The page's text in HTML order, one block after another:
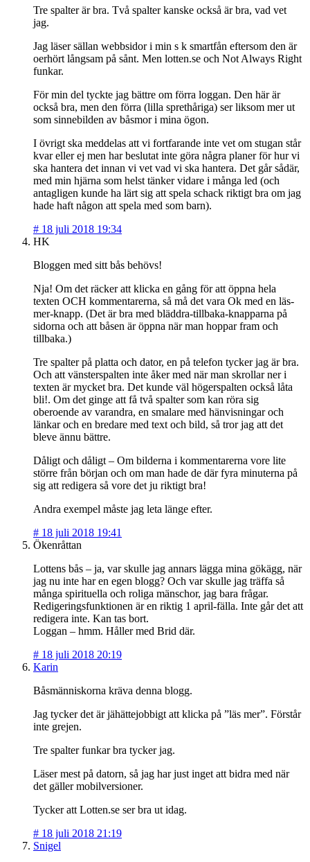
Tre spalter är bra. Två spalter kanske också är bra, vad vet
jag.
Jag läser sällan webbsidor i min s k smartfån eftersom den är
oerhört långsam på sånt. Men lotten.se och Not Always Right
funkar.
För min del tyckte jag bättre om förra loggan. Den här är
också bra, men den förra (lilla sprethåriga) ser liksom mer ut
som sinnebilden av båsmor i mina ögon.
I övrigt ska meddelas att vi fortfarande inte vet om stugan står
kvar eller ej men har beslutat inte göra några planer för hur vi
ska hantera det innan vi vet vad vi ska hantera. Det går sådär,
med min hjärna som helst tänker vidare i många led (och
antagligen kunde ha lärt sig att spela schack riktigt bra om jag
hade haft någon att spela med som barn).
# 18 juli 2018 19:34
HK
Bloggen med sitt bås behövs!
Nja! Om det räcker att klicka en gång för att öppna hela
texten OCH kommentarerna, så må det vara Ok med en läs-
mer-knapp. (Det är bra med bläddra-tillbaka-knapparna på
sidorna och att båsen är öppna när man hoppar fram och
tillbaka.)
Tre spalter på platta och dator, en på telefon tycker jag är bra.
Och att vänsterspalten inte åker med när man skrollar ner i
texten är mycket bra. Det kunde väl högerspalten också låta
bli!. Om det ginge att få två spalter som kan röra sig
oberoende av varandra, en smalare med hänvisningar och
länkar och en bredare med text och bild, så tror jag att det
bleve ännu bättre.
Dåligt och dåligt – Om bilderna i kommentarerna vore lite
större från början och om man hade de där fyra minuterna på
sig att redigera så vore det ju riktigt bra!
Andra exempel måste jag leta länge efter.
# 18 juli 2018 19:41
Ökenråttan
Lottens bås – ja, var skulle jag annars lägga mina gökägg, när
jag nu inte har en egen blogg? Och var skulle jag träffa så
många spirituella och roliga mänschor, jag bara frågar.
Redigeringsfunktionen är en riktig 1 april-fälla. Inte går det att
redigera inte. Kan tas bort.
Loggan – hmm. Håller med Brid där.
# 18 juli 2018 20:19
Karin
Båsmänniskorna kräva denna blogg.
Jag tycker det är jähättejobbigt att klicka på ”läs mer”. Förstår
inte grejen.
Tre spalter funkar bra tycker jag.
Läser mest på datorn, så jag har just inget att bidra med när
det gäller mobilversioner.
Tycker att Lotten.se ser bra ut idag.
# 18 juli 2018 21:19
Snigel